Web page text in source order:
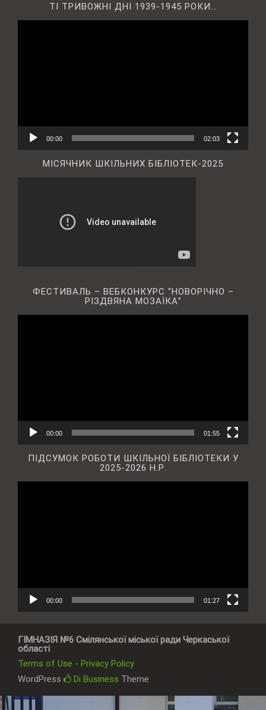
ТІ ТРИВОЖНІ ДНІ 1939-1945 РОКИ…
00:00 02:03
МІСЯЧНИК ШКІЛЬНИХ БІБЛІОТЕК-2025
ФЕСТИВАЛЬ – ВЕБКОНКУРС “НОВОРІЧНО –
РІЗДВЯНА МОЗАЇКА”
00:00 01:55
ПІДСУМОК РОБОТИ ШКІЛЬНОЇ БІБЛІОТЕКИ У
2025-2026 Н.Р.
00:00 01:27
ГІМНАЗІЯ №6 Смілянської міської ради Черкаської
області
Terms of Use - Privacy Policy
WordPress
Di Business Theme